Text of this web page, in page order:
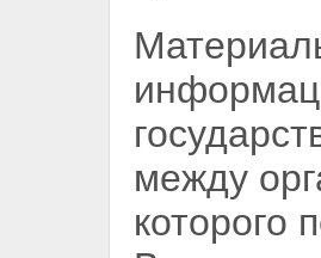
между
которого